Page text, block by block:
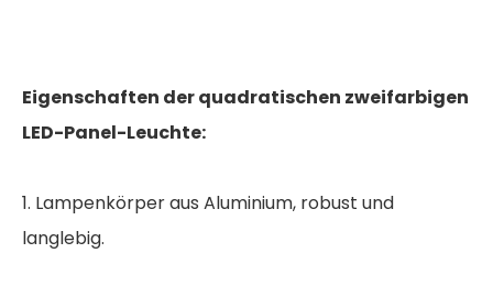
Eigenschaften der quadratischen zweifarbigen
LED-Panel-Leuchte:
1. Lampenkörper aus Aluminium, robust und
langlebig.